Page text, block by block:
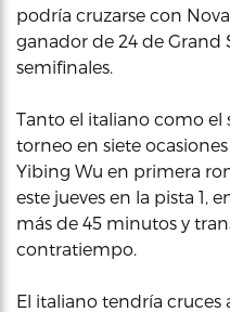
podría cruzarse con
ganador de 24 de Grand
semifinales.
Tanto el italiano como el
torneo en siete
Yibing Wu en primera
este jueves en la pista 1,
más de 45 minutos y
contratiempo.
El italiano tendría cruces